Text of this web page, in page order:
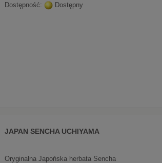
Dostępność: Dostępny
JAPAN SENCHA UCHIYAMA
Oryginalna Japońska herbata Sencha